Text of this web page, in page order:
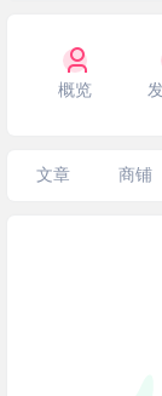
概览
文章 商铺